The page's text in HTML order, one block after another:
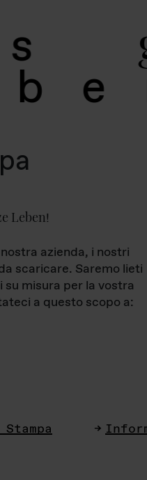
s
b e
Leben!
azienda, i nostri
scaricare. Saremo lieti
misura per la vostra
a questo scopo a: